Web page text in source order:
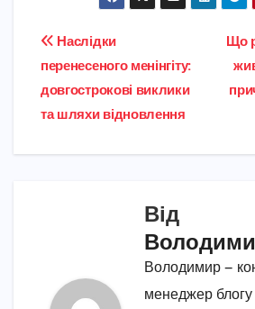
Навігація
записів
Що
Наслідки
перенесеного менінгіту:
довгострокові виклики
та шляхи відновлення
Від
Володимир —
менеджер блогу